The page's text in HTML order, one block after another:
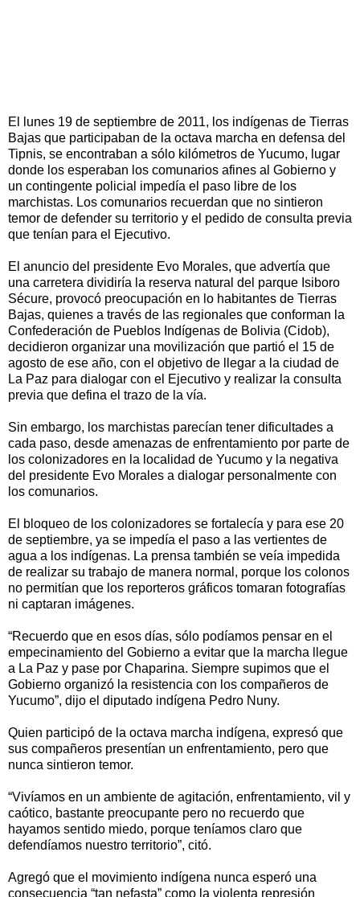
El lunes 19 de septiembre de 2011, los indígenas de Tierras
Bajas que participaban de la octava marcha en defensa del
Tipnis, se encontraban a sólo kilómetros de Yucumo, lugar
donde los esperaban los comunarios afines al Gobierno y
un contingente policial impedía el paso libre de los
marchistas. Los comunarios recuerdan que no sintieron
temor de defender su territorio y el pedido de consulta previa
que tenían para el Ejecutivo.
El anuncio del presidente Evo Morales, que advertía que
una carretera dividiría la reserva natural del parque Isiboro
Sécure, provocó preocupación en lo habitantes de Tierras
Bajas, quienes a través de las regionales que conforman la
Confederación de Pueblos Indígenas de Bolivia (Cidob),
decidieron organizar una movilización que partió el 15 de
agosto de ese año, con el objetivo de llegar a la ciudad de
La Paz para dialogar con el Ejecutivo y realizar la consulta
previa que defina el trazo de la vía.
Sin embargo, los marchistas parecían tener dificultades a
cada paso, desde amenazas de enfrentamiento por parte de
los colonizadores en la localidad de Yucumo y la negativa
del presidente Evo Morales a dialogar personalmente con
los comunarios.
El bloqueo de los colonizadores se fortalecía y para ese 20
de septiembre, ya se impedía el paso a las vertientes de
agua a los indígenas. La prensa también se veía impedida
de realizar su trabajo de manera normal, porque los colonos
no permitían que los reporteros gráficos tomaran fotografías
ni captaran imágenes.
“Recuerdo que en esos días, sólo podíamos pensar en el
empecinamiento del Gobierno a evitar que la marcha llegue
a La Paz y pase por Chaparina. Siempre supimos que el
Gobierno organizó la resistencia con los compañeros de
Yucumo”, dijo el diputado indígena Pedro Nuny.
Quien participó de la octava marcha indígena, expresó que
sus compañeros presentían un enfrentamiento, pero que
nunca sintieron temor.
“Vivíamos en un ambiente de agitación, enfrentamiento, vil y
caótico, bastante preocupante pero no recuerdo que
hayamos sentido miedo, porque teníamos claro que
defendíamos nuestro territorio”, citó.
Agregó que el movimiento indígena nunca esperó una
consecuencia “tan nefasta” como la violenta represión